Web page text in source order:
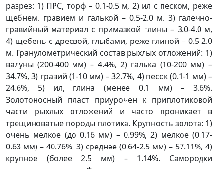
разрез: 1) ПРС, торф – 0.1-0.5 м, 2) ил с песком, реже
щебнем, гравием и галькой – 0.5-2.0 м, 3) галечно-
гравийный материал с примазкой глины – 3.0-4.0 м,
4) щебень с дресвой, глыбами, реже глиной – 0.5-2.0
м. Гранулометрический состав рыхлых отложений: 1)
валуны (200-400 мм) – 4.4%, 2) галька (10-200 мм) –
34.7%, 3) гравий (1-10 мм) – 32.7%, 4) песок (0.1-1 мм) –
24.6%, 5) ил, глина (менее 0.1 мм) – 3.6%.
Золотоносный пласт приурочен к приплотиковой
части рыхлых отложений и часто проникает в
трещиноватые породы плотика. Крупность золота: 1)
очень мелкое (до 0.16 мм) – 0.99%, 2) мелкое (0.17-
0.63 мм) – 40.76%, 3) среднее (0.64-2.5 мм) – 57.11%, 4)
крупное (более 2.5 мм) – 1.14%. Самородки